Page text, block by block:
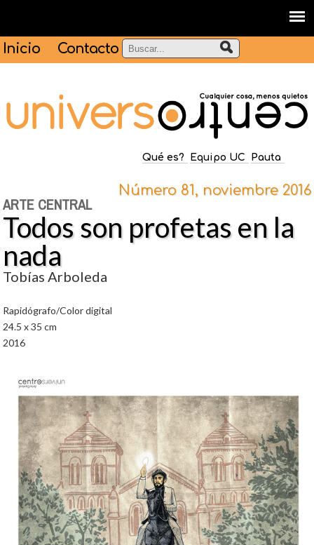
Inicio Contacto
Qué es? Equipo UC Pauta
Número 81, noviembre 2016
ARTE CENTRAL
Todos son profetas en la
nada
Tobías Arboleda
Rapidógrafo/Color digital
24.5 x 35 cm
2016